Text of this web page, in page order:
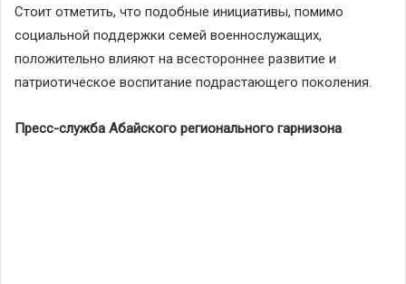
Стоит отметить, что подобные инициативы, помимо
социальной поддержки семей военнослужащих,
положительно влияют на всестороннее развитие и
патриотическое воспитание подрастающего поколения.
Пресс-служба Абайского регионального гарнизона